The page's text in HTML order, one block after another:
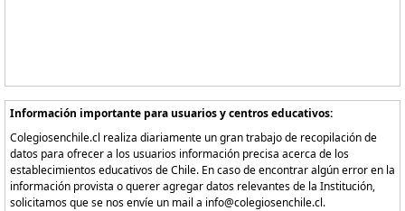
Información importante para usuarios y centros educativos:
Colegiosenchile.cl realiza diariamente un gran trabajo de recopilación de
datos para ofrecer a los usuarios información precisa acerca de los
establecimientos educativos de Chile. En caso de encontrar algún error en la
información provista o querer agregar datos relevantes de la Institución,
solicitamos que se nos envíe un mail a info@colegiosenchile.cl.